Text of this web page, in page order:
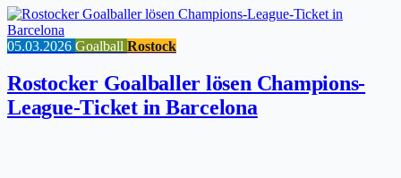
05.03.2026 Goalball Rostock
Rostocker Goalballer lösen Champions-
League-Ticket in Barcelona